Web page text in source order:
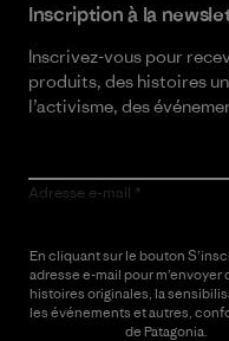
Inscription à la
Inscrivez-vous pour
produits, des histoires
l’activisme, des
Adresse e-mail
En cliquant sur le bouton
adresse e-mail pour
histoires originales, la
les événements et autres,
de Patagonia.